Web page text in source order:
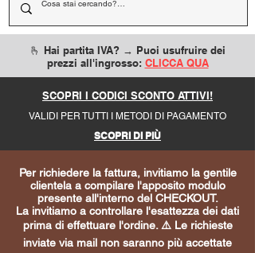
🫰 Hai partita IVA? → Puoi usufruire dei
prezzi all'ingrosso: CLICCA QUA
SCOPRI I CODICI SCONTO ATTIVI!
VALIDI PER TUTTI I METODI DI PAGAMENTO
SCOPRI DI PIÙ
Per richiedere la fattura, invitiamo la gentile
clientela a compilare l'apposito modulo
presente all'interno del CHECKOUT.
La invitiamo a controllare l'esattezza dei dati
prima di effettuare l'ordine. ⚠️ Le richieste
inviate via mail non saranno più accettate